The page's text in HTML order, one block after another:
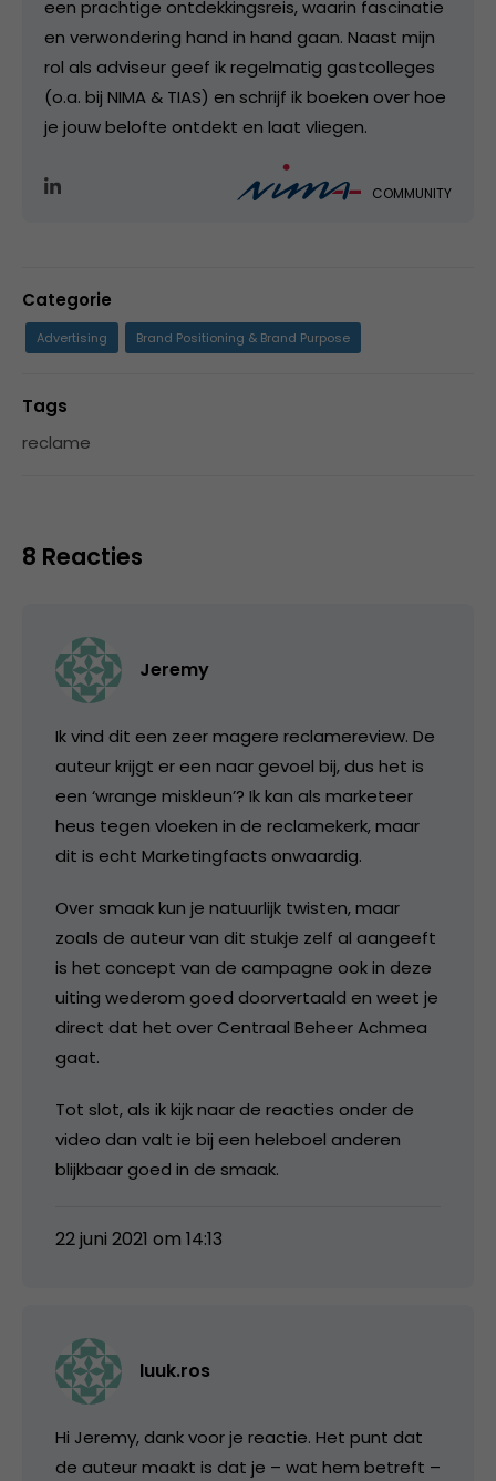
een prachtige ontdekkingsreis, waarin fascinatie
en verwondering hand in hand gaan. Naast mijn
rol als adviseur geef ik regelmatig gastcolleges
(o.a. bij NIMA & TIAS) en schrijf ik boeken over hoe
je jouw belofte ontdekt en laat vliegen.
COMMUNITY
Categorie
Advertising Brand Positioning & Brand Purpose
Tags
reclame
8 Reacties
Jeremy
Ik vind dit een zeer magere reclamereview. De
auteur krijgt er een naar gevoel bij, dus het is
een ‘wrange miskleun’? Ik kan als marketeer
heus tegen vloeken in de reclamekerk, maar
dit is echt Marketingfacts onwaardig.
Over smaak kun je natuurlijk twisten, maar
zoals de auteur van dit stukje zelf al aangeeft
is het concept van de campagne ook in deze
uiting wederom goed doorvertaald en weet je
direct dat het over Centraal Beheer Achmea
gaat.
Tot slot, als ik kijk naar de reacties onder de
video dan valt ie bij een heleboel anderen
blijkbaar goed in de smaak.
22 juni 2021 om 14:13
luuk.ros
Hi Jeremy, dank voor je reactie. Het punt dat
de auteur maakt is dat je – wat hem betreft –